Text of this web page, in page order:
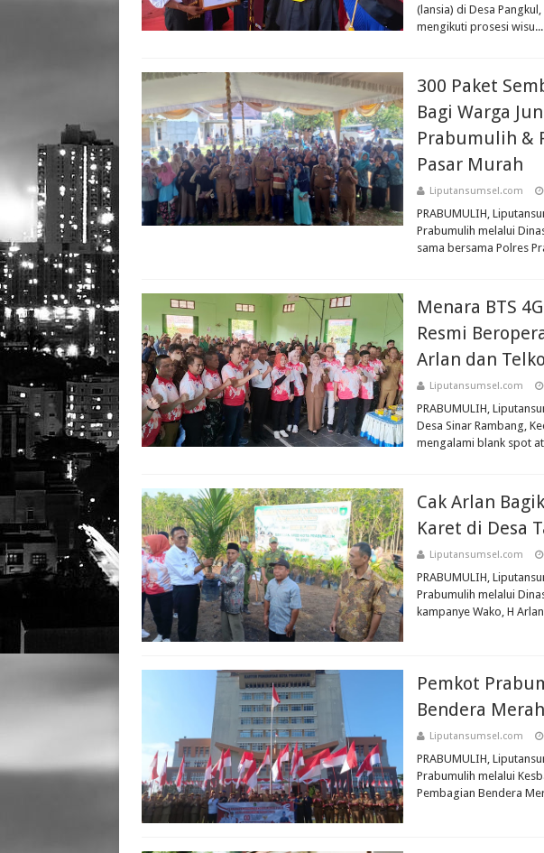
(lansia) di Desa
mengikuti prosesi wisu...
300 Paket
Bagi Warga
Prabumulih &
Pasar Murah
Liputansumsel.com
PRABUMULIH,
Prabumulih melalui
sama bersama Polres
Menara BTS
Resmi
Arlan dan
Liputansumsel.com
PRABUMULIH,
Desa Sinar Rambang,
mengalami blank spot
Cak Arlan
Karet di Desa
Liputansumsel.com
PRABUMULIH,
Prabumulih melalui
kampanye Wako, H
Pemkot
Bendera
Liputansumsel.com
PRABUMULIH,
Prabumulih melalui
Pembagian Bendera